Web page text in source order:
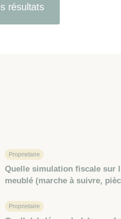
résultats
Proprietaire
Quelle simulation fiscale sur
meublé (marche à suivre,
Proprietaire